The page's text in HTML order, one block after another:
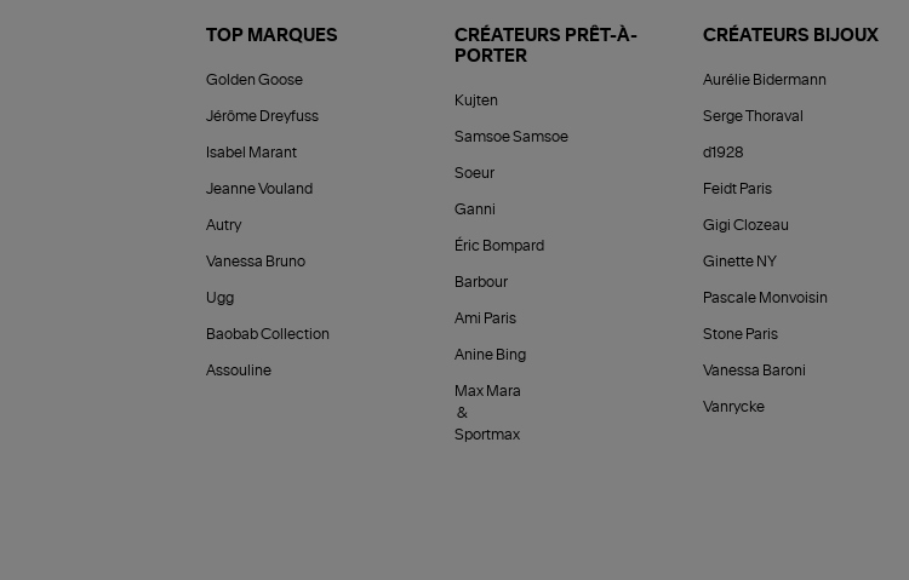
TOP MARQUES
Golden Goose
Jérôme Dreyfuss
Isabel Marant
Jeanne Vouland
Autry
Vanessa Bruno
Ugg
Baobab Collection
Assouline
CRÉATEURS PRÊT-À-
PORTER
Kujten
Samsoe Samsoe
Soeur
Ganni
Éric Bompard
Barbour
Ami Paris
Anine Bing
Max Mara
&
Sportmax
CRÉATEURS BIJOUX
Aurélie Bidermann
Serge Thoraval
d1928
Feidt Paris
Gigi Clozeau
Ginette NY
Pascale Monvoisin
Stone Paris
Vanessa Baroni
Vanrycke